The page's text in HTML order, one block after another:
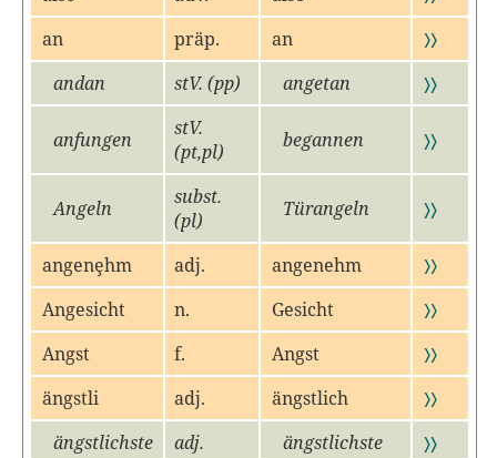
an
präp. an
〉〉
andan
stV. (pp) angetan 〉〉
anfungen
stV.
(pt,pl)
begannen 〉〉
Angeln
subst.
(pl)
Türangeln 〉〉
angenȩhm adj. angenehm
〉〉
Angesicht
n. Gesicht
〉〉
Angst
f. Angst
〉〉
ängstli
adj. ängstlich
〉〉
ängstlichste
adj. ängstlichste
〉〉